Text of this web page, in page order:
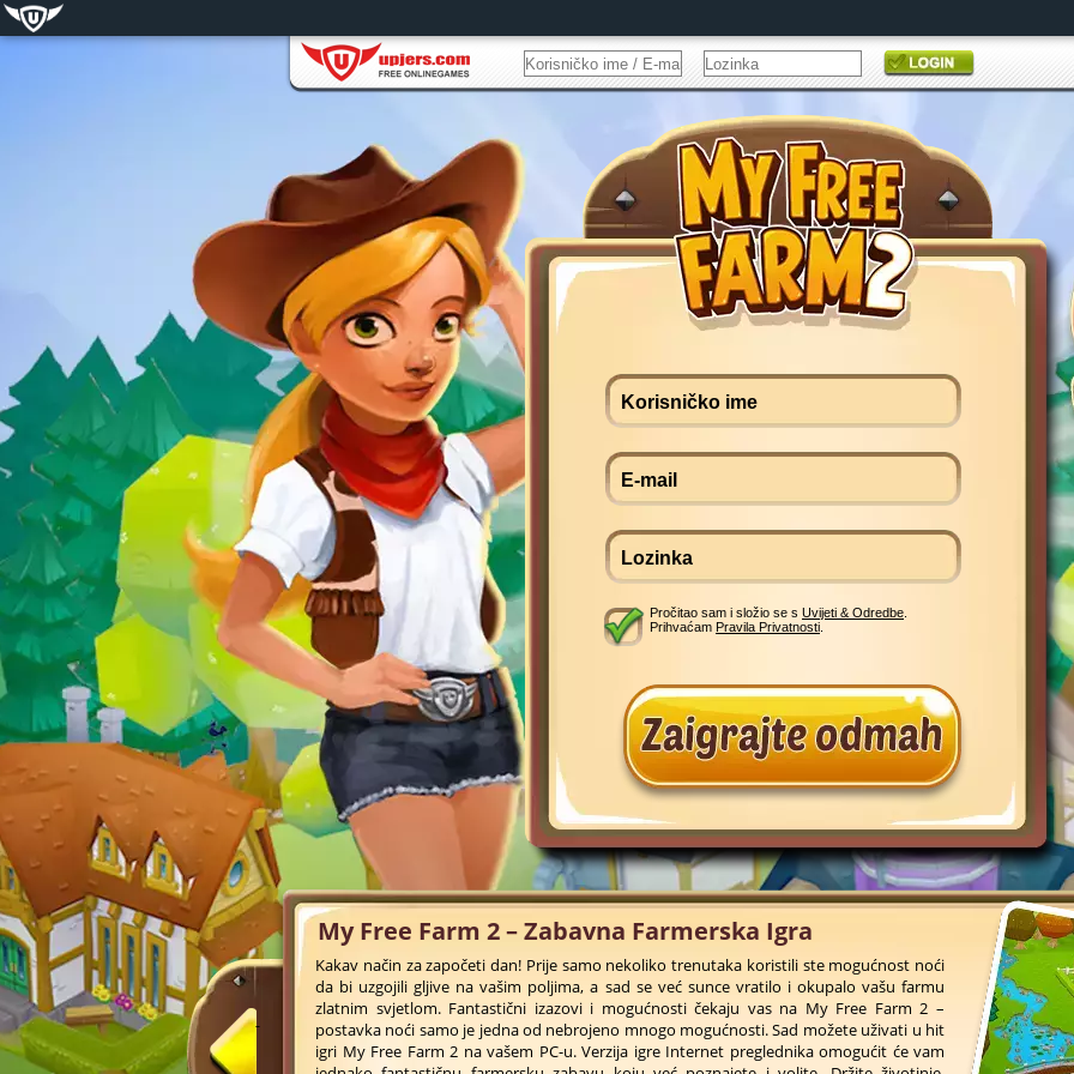
My Free Farm 2 – Zabavna Farmerska Igra
Kakav način za započeti dan! Prije samo nekoliko trenutaka koristili ste mogućnost noći
da bi uzgojili gljive na vašim poljima, a sad se već sunce vratilo i okupalo vašu farmu
zlatnim svjetlom. Fantastični izazovi i mogućnosti čekaju vas na My Free Farm 2 –
postavka noći samo je jedna od nebrojeno mnogo mogućnosti. Sad možete uživati u hit
igri My Free Farm 2 na vašem PC-u. Verzija igre Internet preglednika omogućit će vam
Pročitao sam i složio se s Uvijeti & Odredbe
Prihvaćam Pravila Privatnosti